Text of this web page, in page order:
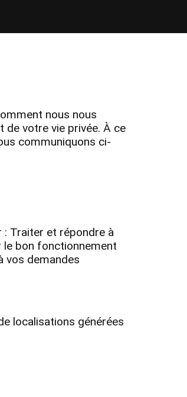
nous nous
de votre vie privée. À ce
communiquons ci-
: Traiter et répondre à
le bon fonctionnement
vos demandes
localisations générées